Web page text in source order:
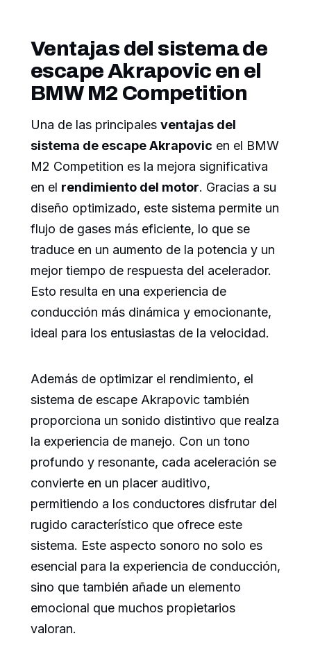
Ventajas del sistema de
escape Akrapovic en el
BMW M2 Competition
Una de las principales ventajas del
sistema de escape Akrapovic en el BMW
M2 Competition es la mejora significativa
en el rendimiento del motor. Gracias a su
diseño optimizado, este sistema permite un
flujo de gases más eficiente, lo que se
traduce en un aumento de la potencia y un
mejor tiempo de respuesta del acelerador.
Esto resulta en una experiencia de
conducción más dinámica y emocionante,
ideal para los entusiastas de la velocidad.
Además de optimizar el rendimiento, el
sistema de escape Akrapovic también
proporciona un sonido distintivo que realza
la experiencia de manejo. Con un tono
profundo y resonante, cada aceleración se
convierte en un placer auditivo,
permitiendo a los conductores disfrutar del
rugido característico que ofrece este
sistema. Este aspecto sonoro no solo es
esencial para la experiencia de conducción,
sino que también añade un elemento
emocional que muchos propietarios
valoran.